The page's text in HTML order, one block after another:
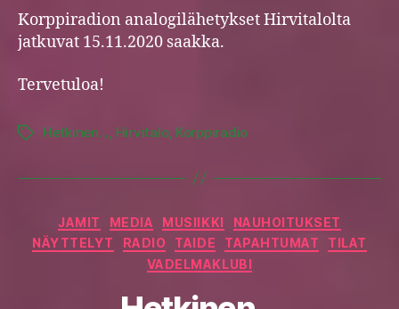
Korppiradion analogilähetykset Hirvitalolta
jatkuvat 15.11.2020 saakka.
Tervetuloa!
TagsHetkinen..., Hirvitalo, Korppiradio
Categories
JAMIT MEDIA MUSIIKKI
NAUHOITUKSET
NÄYTTELYT
RADIO TAIDE TAPAHTUMAT
TILAT
VADELMAKLUBI